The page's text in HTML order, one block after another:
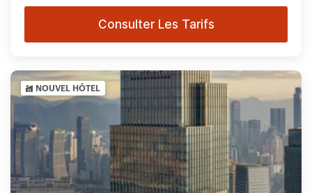
Consulter Les Tarifs
NOUVEL HÔTEL